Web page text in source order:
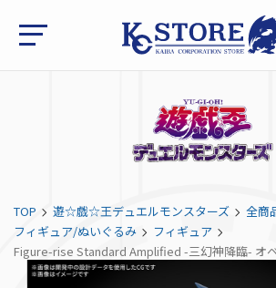
TOP 遊☆戯☆王デュエルモンスターズ
全商
フィギュア/ぬいぐるみ
フィギュア
Figure-rise Standard Amplified -三幻神降臨- オ